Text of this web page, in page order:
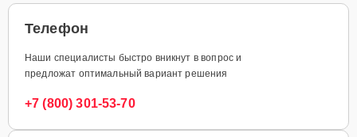
Телефон
Наши специалисты быстро вникнут в вопрос и
предложат оптимальный вариант решения
+7 (800) 301-53-70